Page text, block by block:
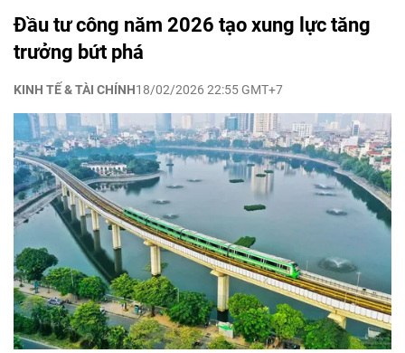
Đầu tư công năm 2026 tạo xung lực tăng
trưởng bứt phá
KINH TẾ & TÀI CHÍNH18/02/2026 22:55 GMT+7